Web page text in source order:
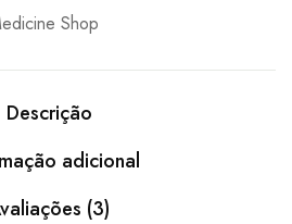
Shop
Descrição
adicional
(3)